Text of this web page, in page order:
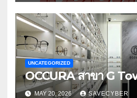
UNCATEGORIZED
OCCURA สาขา G
MAY 20, 2026 SAVECYBER